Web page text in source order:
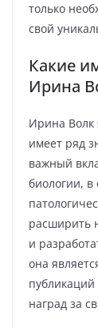
только
свой
Какие
Ирина
Ирина Волк
имеет ряд
важный
биологии, в
расширить
и
она
наград за